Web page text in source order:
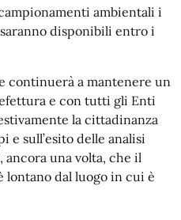
ambientali i
disponibili entro i
continuerà a mantenere un
e con tutti gli Enti
la cittadinanza
sull’esito delle analisi
ancora una volta, che il
dal luogo in cui è